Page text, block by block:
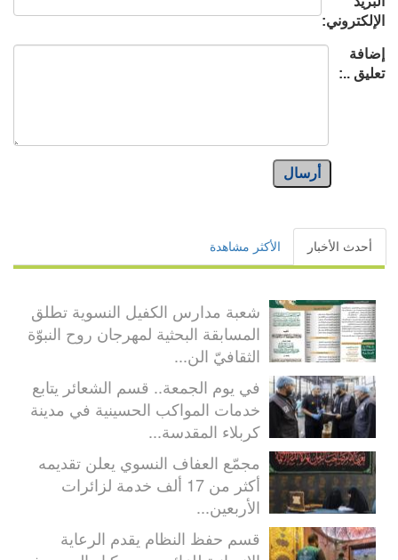
الإلكتروني:
إضافة
تعليق ..:
أرسال
أحدث الأخبار الأكثر مشاهدة
شعبة مدارس الكفيل النسوية تطلق
المسابقة البحثية لمهرجان روح النبوّة
الثقافيّ الن...
في يوم الجمعة.. قسم الشعائر يتابع
خدمات المواكب الحسينية في مدينة
كربلاء المقدسة...
مجمّع العفاف النسوي يعلن تقديمه
أكثر من 17 ألف خدمة لزائرات
الأربعين...
قسم حفظ النظام يقدم الرعاية